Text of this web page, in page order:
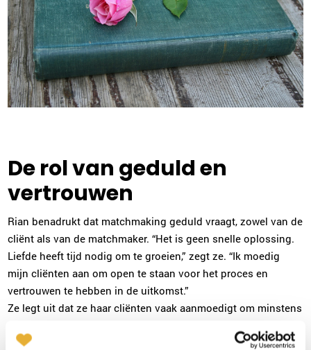
De rol van geduld en
vertrouwen
Rian benadrukt dat matchmaking geduld vraagt, zowel van de
cliënt als van de matchmaker. “Het is geen snelle oplossing.
Liefde heeft tijd nodig om te groeien,” zegt ze. “Ik moedig
mijn cliënten aan om open te staan voor het proces en
vertrouwen te hebben in de uitkomst.”
Ze legt uit dat ze haar cliënten vaak aanmoedigt om minstens
voordat ze een beslissing nemen. “De eerste indruk kan